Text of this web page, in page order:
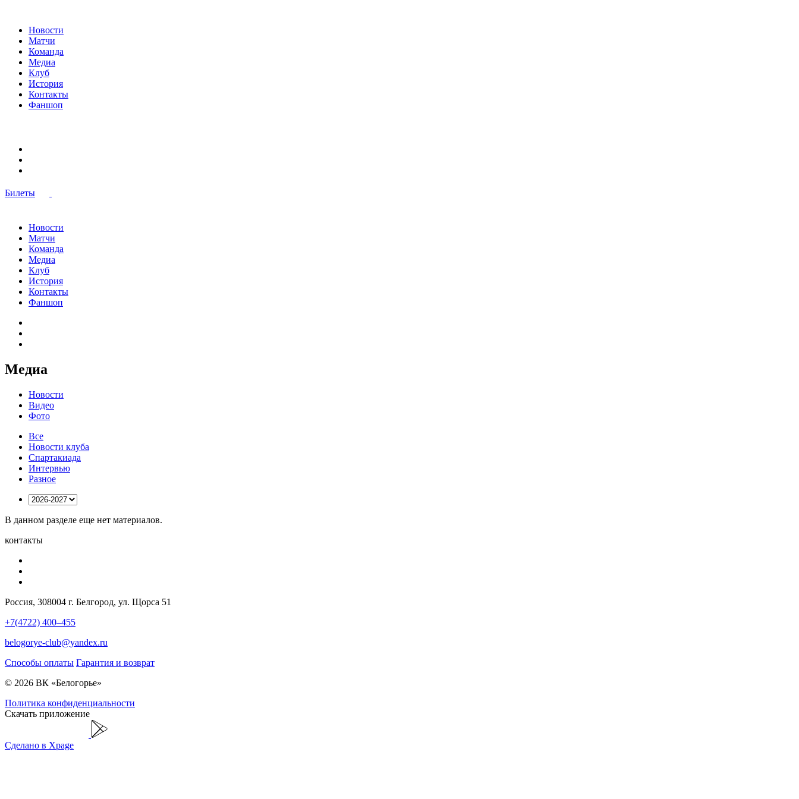
Новости
Матчи
Команда
Медиа
Клуб
История
Контакты
Фаншоп
Билеты
Новости
Матчи
Команда
Медиа
Клуб
История
Контакты
Фаншоп
Медиа
Новости
Видео
Фото
Все
Новости клуба
Спартакиада
Интервью
Разное
В данном разделе еще нет материалов.
контакты
Россия, 308004 г. Белгород, ул. Щорса 51
+7(4722) 400–455
belogorye-club@yandex.ru
Способы оплаты Гарантия и возврат
© 2026 ВК «Белогорье»
Политика конфиденциальности
Скачать приложение
Сделано в Xpage